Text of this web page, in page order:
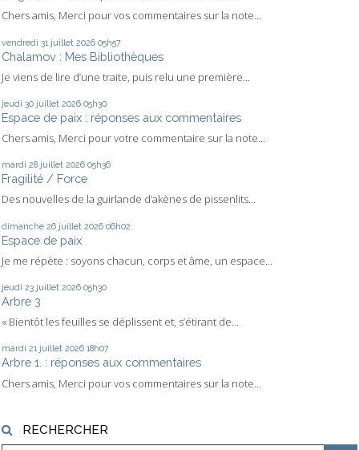
Chers amis, Merci pour vos commentaires sur la note...
vendredi 31 juillet 2026 05h57
Chalamov : Mes Bibliothèques
Je viens de lire d’une traite, puis relu une première...
jeudi 30 juillet 2026 05h30
Espace de paix : réponses aux commentaires
Chers amis, Merci pour votre commentaire sur la note...
mardi 28 juillet 2026 05h36
Fragilité / Force
Des nouvelles de la guirlande d’akènes de pissenlits...
dimanche 26 juillet 2026 06h02
Espace de paix
Je me répète : soyons chacun, corps et âme, un espace...
jeudi 23 juillet 2026 05h30
Arbre 3
« Bientôt les feuilles se déplissent et, s’étirant de...
mardi 21 juillet 2026 18h07
Arbre 1. : réponses aux commentaires
Chers amis, Merci pour vos commentaires sur la note...
RECHERCHER